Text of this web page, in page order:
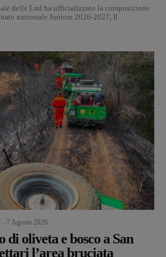
delle Lnd ha ufficializzato la composizione
nazionale Juniore 2026-2027, Il
7 Agosto 2026
di oliveta e bosco a San
l’area bruciata